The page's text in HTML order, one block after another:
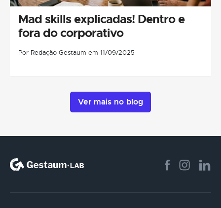
Mad skills explicadas! Dentro e
fora do corporativo
Por Redação Gestaum em 11/09/2025
Ver mais no blog